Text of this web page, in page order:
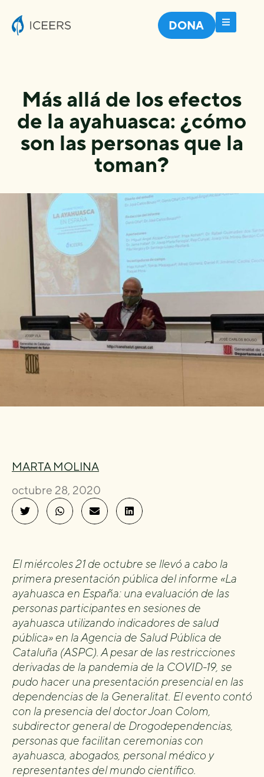
DONA
Más allá de los efectos
de la ayahuasca: ¿cómo
son las personas que la
toman?
MARTA MOLINA
octubre 28, 2020
El miércoles 21 de octubre se llevó a cabo la
primera presentación pública del informe «La
ayahuasca en España: una evaluación de las
personas participantes en sesiones de
ayahuasca utilizando indicadores de salud
pública» en la Agencia de Salud Pública de
Cataluña (ASPC). A pesar de las restricciones
derivadas de la pandemia de la COVID-19, se
pudo hacer una presentación presencial en las
dependencias de la Generalitat. El evento contó
con la presencia del doctor Joan Colom,
subdirector general de Drogodependencias,
personas que facilitan ceremonias con
ayahuasca, abogados, personal médico y
representantes del mundo científico.